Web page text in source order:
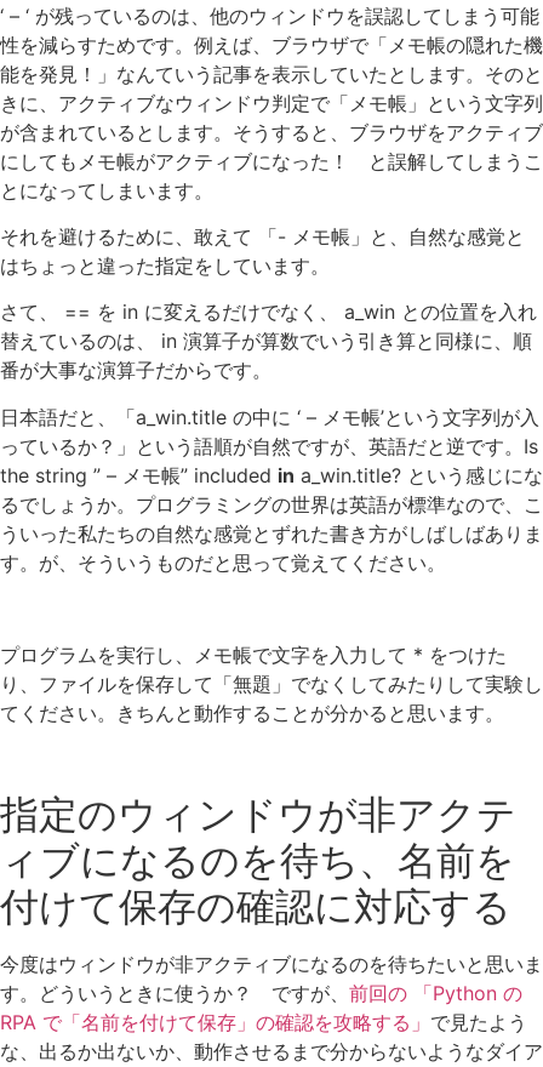
‘ – ‘ が残っているのは、他のウィンドウを誤認してしまう可能
性を減らすためです。例えば、ブラウザで「メモ帳の隠れた機
能を発見！」なんていう記事を表示していたとします。そのと
きに、アクティブなウィンドウ判定で「メモ帳」という文字列
が含まれているとします。そうすると、ブラウザをアクティブ
にしてもメモ帳がアクティブになった！ と誤解してしまうこ
とになってしまいます。
それを避けるために、敢えて 「- メモ帳」と、自然な感覚と
はちょっと違った指定をしています。
さて、 == を in に変えるだけでなく、 a_win との位置を入れ
替えているのは、 in 演算子が算数でいう引き算と同様に、順
番が大事な演算子だからです。
日本語だと、「a_win.title の中に ‘ – メモ帳’という文字列が入
っているか？」という語順が自然ですが、英語だと逆です。Is
the string ” – メモ帳” included in a_win.title? という感じにな
るでしょうか。プログラミングの世界は英語が標準なので、こ
ういった私たちの自然な感覚とずれた書き方がしばしばありま
す。が、そういうものだと思って覚えてください。
プログラムを実行し、メモ帳で文字を入力して * をつけた
り、ファイルを保存して「無題」でなくしてみたりして実験し
てください。きちんと動作することが分かると思います。
指定のウィンドウが非アクテ
ィブになるのを待ち、名前を
付けて保存の確認に対応する
今度はウィンドウが非アクティブになるのを待ちたいと思いま
す。どういうときに使うか？ ですが、 前回の 「Python の
RPA で「名前を付けて保存」の確認を攻略する」 で見たよう
な、出るか出ないか、動作させるまで分からないようなダイア